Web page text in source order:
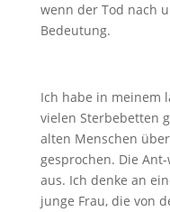
wenn der Tod nach
Bedeutung.
Ich habe in meinem
vielen Sterbebetten
alten Menschen
gesprochen. Die
aus. Ich denke an
junge Frau, die von